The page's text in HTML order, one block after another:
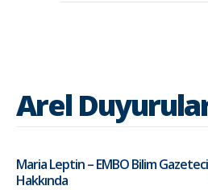
Arel
Maria Leptin – EMBO Bilim
Hakkında